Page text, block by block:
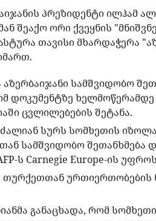
პრეზიდენტი ილჰამ
შეაქო ორი ქვეყნის
თავისი მხარდაჭერა
სამშვიდობო
დოკუმენტზე
ცვლილებების შეტანა.
სურს სომხეთის
სამშვიდობო შეთანხმება
ს Carnegie Europe-ის
თურქეთთან ურთიერთობების
განაცხადა, რომ